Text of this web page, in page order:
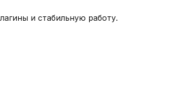
и стабильную работу.